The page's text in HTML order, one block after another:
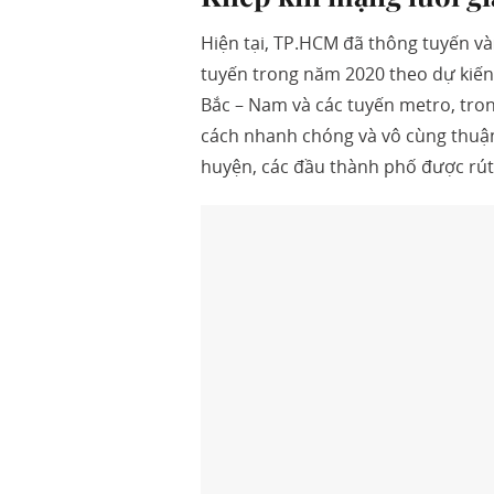
Hiện tại, TP.HCM đã thông tuyến
tuyến trong năm 2020 theo dự
Bắc – Nam và các tuyến metro,
cách nhanh chóng và vô cùng
huyện, các đầu thành phố được